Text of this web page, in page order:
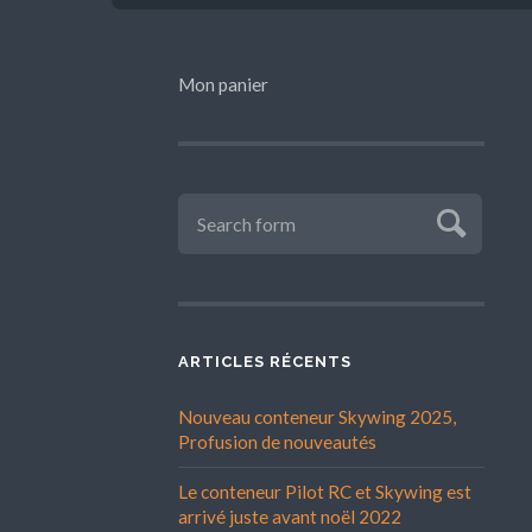
Mon panier
ARTICLES RÉCENTS
Nouveau conteneur Skywing 2025,
Profusion de nouveautés
Le conteneur Pilot RC et Skywing est
arrivé juste avant noël 2022